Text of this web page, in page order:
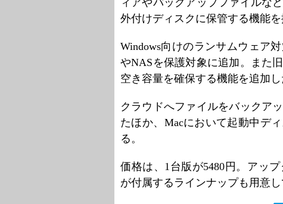
ィアやバックアップファイルな
外付けディスクに保管する機能を
Windows向けのランサムウェア
やNASを保護対象に追加。また
空き容量を確保する機能を追加し
クラウドへファイルをバックア
たほか、Macにおいて起動中デ
る。
価格は、1台版が5480円。アッ
が付属するラインナップも用意し